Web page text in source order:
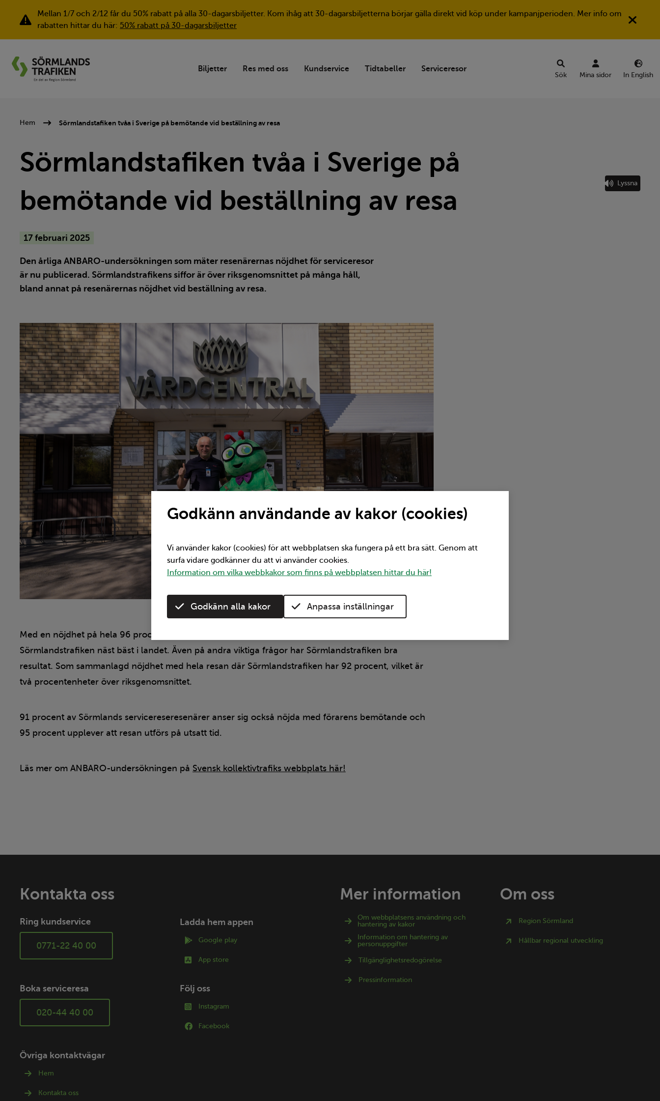
Viktig information
Mellan 1/7 och 2/12 får du 50% rabatt på alla 30-dagarsbiljetter. Kom ihåg att 30-dagarsbiljetterna börjar gälla direkt vid köp under kampanjperioden. Mer info om
rabatten hittar du här: 50% rabatt på 30-dagarsbiljetter
Biljetter Res med oss Kundservice Tidtabeller Serviceresor
Sök Mina sidor In English
Hem Sörmlandstafiken tvåa i Sverige på bemötande vid beställning av resa
Sörmlandstafiken tvåa i Sverige på
bemötande vid beställning av resa
Lyssna
Publiceringsdatum
17 februari 2025
Den årliga ANBARO-undersökningen som mäter resenärernas nöjdhet för serviceresor
är nu publicerad. Sörmlandstrafikens siffor är över riksgenomsnittet på många håll,
bland annat på resenärernas nöjdhet vid beställning av resa.
Med en nöjdhet på hela 96 procent på frågan hur nöjda resenärerna är vid beställning av resa är
Sörmlandstrafiken näst bäst i landet. Även på andra viktiga frågor har Sörmlandstrafiken bra
resultat. Som sammanlagd nöjdhet med hela resan där Sörmlandstrafiken har 92 procent, vilket är
två procentenheter över riksgenomsnittet.
91 procent av Sörmlands servicereseresenärer anser sig också nöjda med förarens bemötande och
95 procent upplever att resan utförs på utsatt tid.
Läs mer om ANBARO-undersökningen på Svensk kollektivtrafiks webbplats här!
Kontakta oss
Ring kundservice
0771-22 40 00
Boka serviceresa
020-44 40 00
Övriga kontaktvägar
Hem
Kontakta oss
Ladda hem appen
Google play
App store
Följ oss
Instagram
Facebook
Mer information
Om webbplatsens användning och
hantering av kakor
Information om hantering av
personuppgifter
Tillgänglighetsredogörelse
Pressinformation
Om oss
Region Sörmland
Hållbar regional utveckling
Godkänn användande av kakor (cookies)
Vi använder kakor (cookies) för att webbplatsen ska fungera på ett bra sätt. Genom att
surfa vidare godkänner du att vi använder cookies.
Information om vilka webbkakor som finns på webbplatsen hittar du här!
Godkänn alla kakor Anpassa inställningar